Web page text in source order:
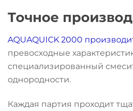
Точное
AQUAQUICK 2000
превосходные
специализированный
однородности.
Каждая партия проходит